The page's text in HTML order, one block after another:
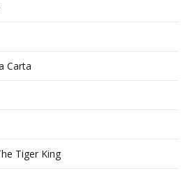
Carta
Tiger King